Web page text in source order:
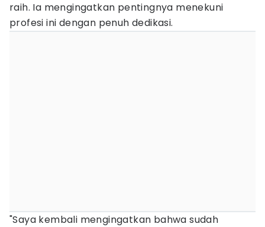
raih. Ia mengingatkan pentingnya menekuni
profesi ini dengan penuh dedikasi.
"Saya kembali mengingatkan bahwa sudah